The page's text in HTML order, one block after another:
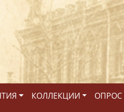
КОЛЛЕКЦИИ
ОПРОС